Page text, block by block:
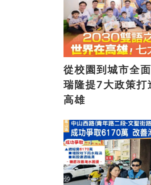
從校園到城市全面
瑞隆提7大政策打
高雄